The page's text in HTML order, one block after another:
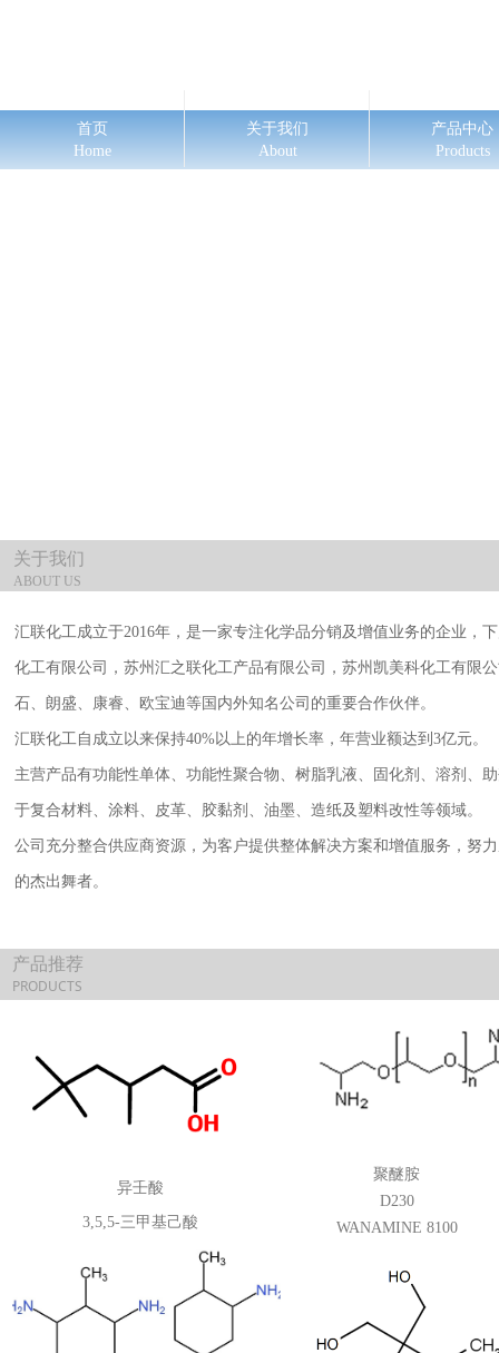
首页 关于我们 产品中心
Home About Products
产品推荐
PRODUCTS
关于我们
ABOUT US
聚醚胺
D230
WANAMINE 8100
汇联化工成立于2016年，是一家专注化学品分销及增值业务的企业，
化工有限公司，苏州汇之联化工产品有限公司，苏州凯美科化工有限
石、朗盛、康睿、欧宝迪等国内外知名公司的重要合作伙伴。
汇联化工自成立以来保持40%以上的年增长率，年营业额达到3亿元。
主营产品有功能性单体、功能性聚合物、树脂乳液、固化剂、溶剂、
于复合材料、涂料、皮革、胶黏剂、油墨、造纸及塑料改性等领域。
公司充分整合供应商资源，为客户提供整体解决方案和增值服务，努
的杰出舞者。
异壬酸
3,5,5-三甲基己酸